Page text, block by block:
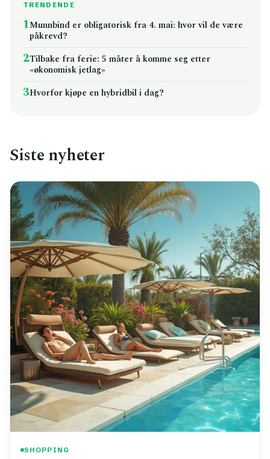
TRENDENDE
1Munnbind er obligatorisk fra 4. mai: hvor vil de være
påkrevd?
2Tilbake fra ferie: 5 måter å komme seg etter
«økonomisk jetlag»
3Hvorfor kjøpe en hybridbil i dag?
Siste nyheter
SHOPPING